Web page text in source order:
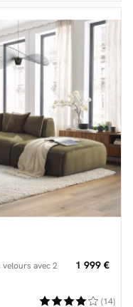
velours avec 2
1 999 €
(14)